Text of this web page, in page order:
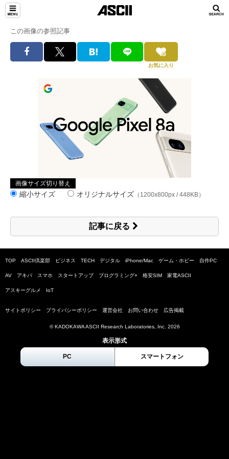
この画像の参照記事
お気に入り
画像サイズ切り替え
縮小サイズ オリジナルサイズ （1200x800px / 448KB）
記事に戻る
TOP ASCII倶楽部 ビジネス TECH デジタル iPhone/Mac ゲーム・ホビー 自作PC
AV アキバ スマホ スタートアップ プログラミング+ 格安SIM 家電ASCII
アスキーグルメ IoT
サイトポリシー プライバシーポリシー 運営会社 お問い合わせ 広告掲載
© KADOKAWA ASCII Research Laboratories, Inc. 2026
表示形式
PC スマートフォン